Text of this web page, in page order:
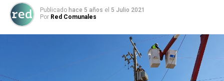
Publicado hace 5 años el 5 Julio 2021
Por Red Comunales